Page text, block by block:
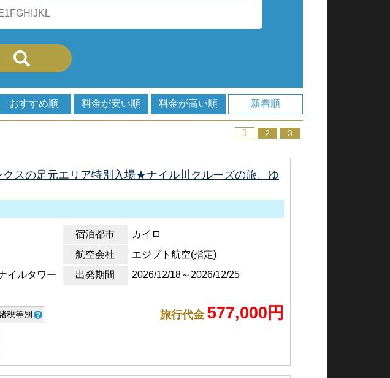
おすすめ順 料金が安い順 料金が高い順 新着順
1 2 3
スの足元エリア特別入場★ナイル川クルーズの旅、ゆ
イルタワー
宿泊都市
カイロ
航空会社
エジプト航空(指定)
出発期間
2026/12/18～2026/12/25
税等別 旅行代金 577,000円